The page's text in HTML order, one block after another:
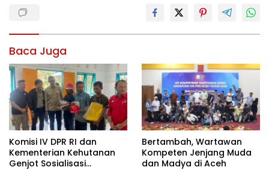
Baca Juga
Komisi IV DPR RI dan
Kementerian Kehutanan
Genjot Sosialisasi
Bertambah, Wartawan
Kompeten Jenjang Muda
dan Madya di Aceh